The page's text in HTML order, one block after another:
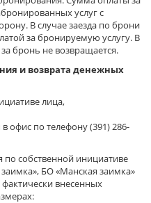
услуг с
В случае заезда по брони
за бронируемую услугу. В
бронь не возвращается.
и возврата денежных
лица,
офис по телефону (391) 286-
собственной инициативе
БО «Манская заимка»
внесенных